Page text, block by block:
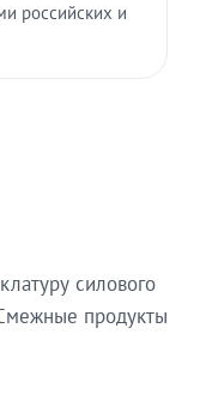
российских и
силового
Смежные продукты